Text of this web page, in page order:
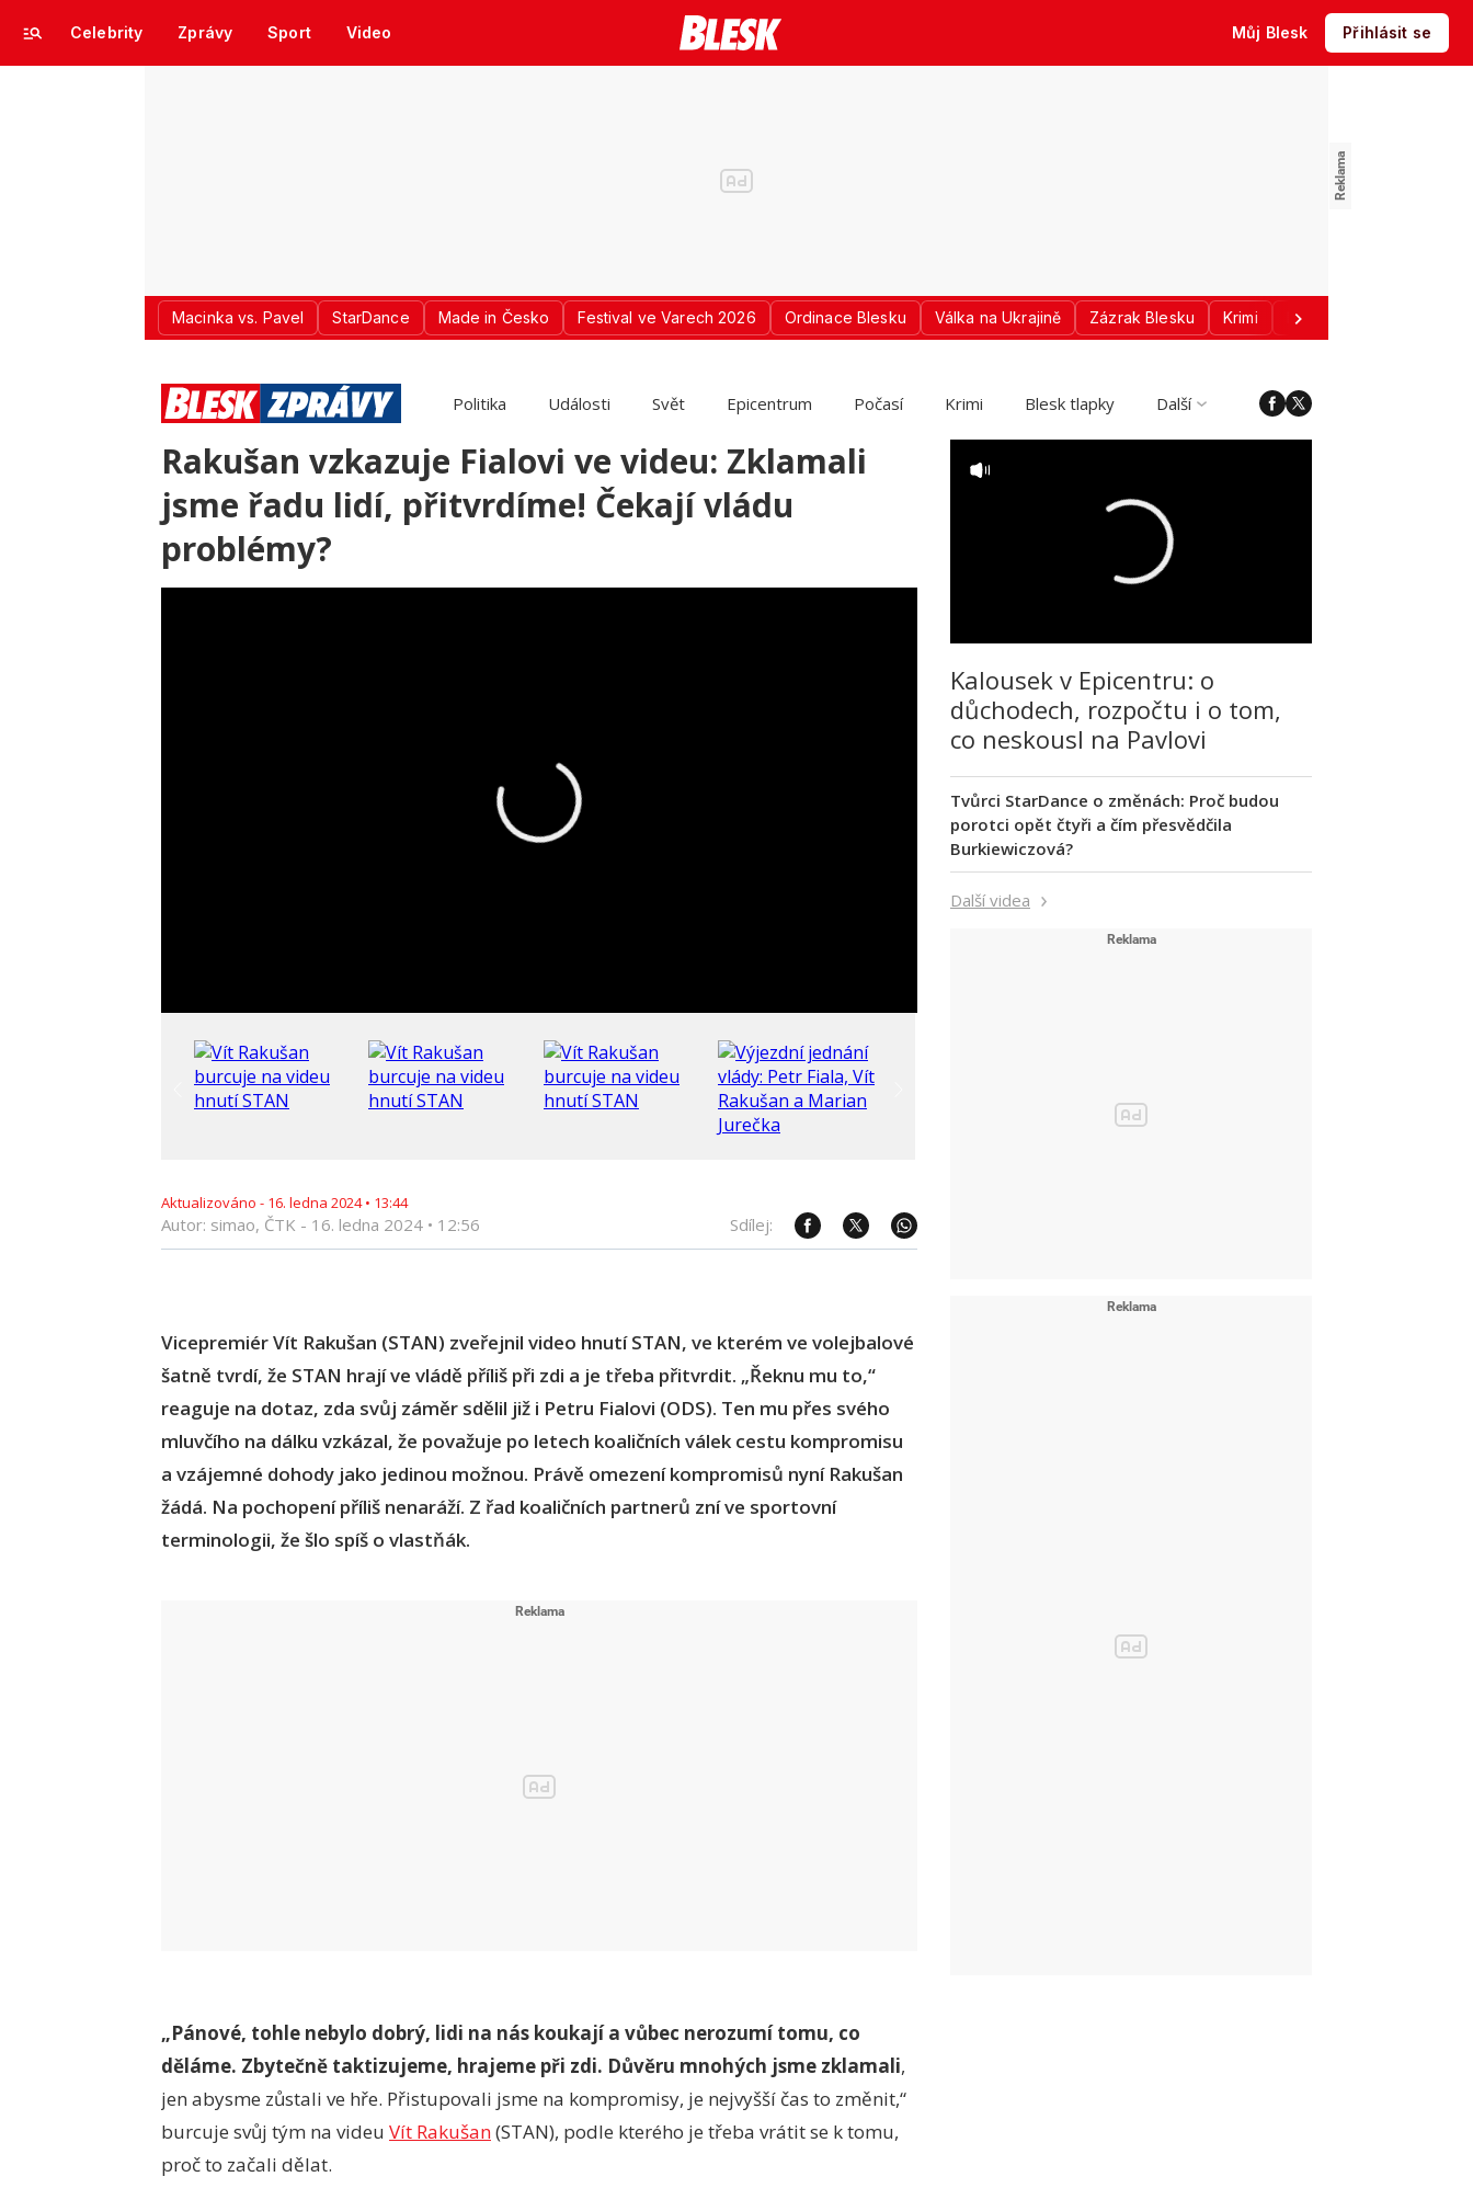
Celebrity Zprávy Sport Video Můj Blesk Přihlásit se
Macinka vs. Pavel StarDance Made in Česko Festival ve Varech 2026 Ordinace Blesku Válka na Ukrajině Zázrak Blesku Krimi Donald Trump
Politika Události Svět Epicentrum Počasí Krimi Blesk tlapky Další
Rakušan vzkazuje Fialovi ve videu: Zklamali
jsme řadu lidí, přitvrdíme! Čekají vládu
problémy?
Aktualizováno - 16. ledna 2024• 13:44
Autor: simao, ČTK - 16. ledna 2024 • 12:56 Sdílej:
Vicepremiér Vít Rakušan (STAN) zveřejnil video hnutí STAN, ve kterém ve volejbalové
šatně tvrdí, že STAN hrají ve vládě příliš při zdi a je třeba přitvrdit. „Řeknu mu to,“
reaguje na dotaz, zda svůj záměr sdělil již i Petru Fialovi (ODS). Ten mu přes svého
mluvčího na dálku vzkázal, že považuje po letech koaličních válek cestu kompromisu
a vzájemné dohody jako jedinou možnou. Právě omezení kompromisů nyní Rakušan
žádá. Na pochopení příliš nenaráží. Z řad koaličních partnerů zní ve sportovní
terminologii, že šlo spíš o vlastňák.
„Pánové, tohle nebylo dobrý, lidi na nás koukají a vůbec nerozumí tomu, co
děláme. Zbytečně taktizujeme, hrajeme při zdi. Důvěru mnohých jsme zklamali,
jen abysme zůstali ve hře. Přistupovali jsme na kompromisy, je nejvyšší čas to změnit,“
burcuje svůj tým na videu Vít Rakušan(STAN), podle kterého je třeba vrátit se k tomu,
proč to začali dělat.
Kalousek v Epicentru: o
důchodech, rozpočtu i o tom,
co neskousl na Pavlovi
Tvůrci StarDance o změnách: Proč budou
porotci opět čtyři a čím přesvědčila
Burkiewiczová?
Další videa